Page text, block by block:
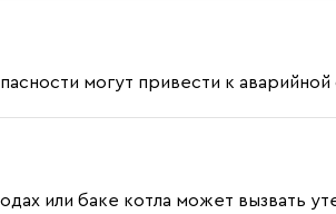
могут привести к аварийной
или баке котла может вызвать